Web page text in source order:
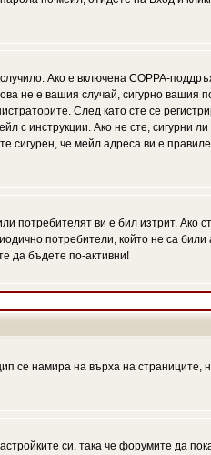
Ако е включена COPPA-
не е вашия случай, сигурно вашия
След като сте се
с инструкции. Ако не сте, сигурни
сигурен, че мейл адреса ви е
потребителят ви е бил изтрит. Ако
потребители, който не са
да бъдете по-активни!
се намира на върха на страниците,
си, така че форумите да